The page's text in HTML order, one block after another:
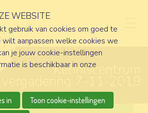
Kenniscentrum
7-11-2019
WEBSITE
gebruik van cookies om goed te
wilt aanpassen welke cookies we
je jouw cookie-instellingen
is beschikbaar in onze
in
Toon cookie-instellingen